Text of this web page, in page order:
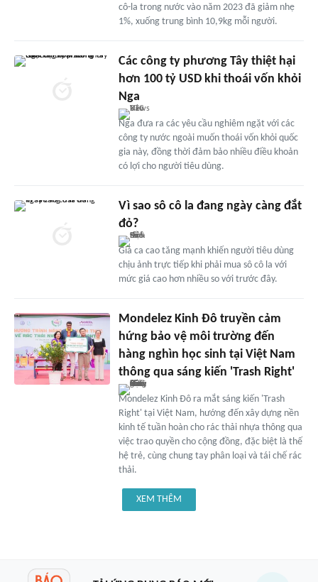
cô-la trong nước vào năm 2023 đã giảm nhẹ
1%, xuống trung bình 10,9kg mỗi người.
Các công ty phương Tây thiệt hại
hơn 100 tỷ USD khi thoái vốn khỏi
Nga
Nga đưa ra các yêu cầu nghiêm ngặt với các
công ty nước ngoài muốn thoái vốn khỏi quốc
gia này, đồng thời đảm bảo nhiều điều khoản
có lợi cho người tiêu dùng.
Vì sao sô cô la đang ngày càng đắt
đỏ?
Giá ca cao tăng mạnh khiến người tiêu dùng
chịu ảnh trực tiếp khi phải mua sô cô la với
mức giá cao hơn nhiều so với trước đây.
Mondelez Kinh Đô truyền cảm
hứng bảo vệ môi trường đến
hàng nghìn học sinh tại Việt Nam
thông qua sáng kiến 'Trash Right'
Mondelez Kinh Đô ra mắt sáng kiến 'Trash
Right' tại Việt Nam, hướng đến xây dựng nền
kinh tế tuần hoàn cho rác thải nhựa thông qua
việc trao quyền cho cộng đồng, đặc biệt là thế
hệ trẻ, cùng chung tay phân loại và tái chế rác
thải.
XEM THÊM